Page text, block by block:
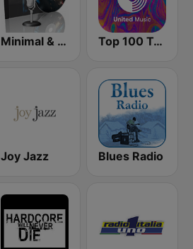
Minimal & Deep-tech on MixLive.ie Top 100 Tech House - United Music
Joy Jazz Blues Radio